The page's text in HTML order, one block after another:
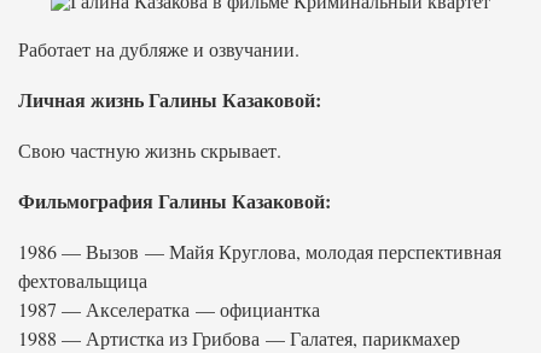
Работает на дубляже и озвучании.
Личная жизнь Галины Казаковой:
Свою частную жизнь скрывает.
Фильмография Галины Казаковой:
1986 — Вызов — Майя Круглова, молодая перспективная
фехтовальщица
1987 — Акселератка — официантка
1988 — Артистка из Грибова — Галатея, парикмахер